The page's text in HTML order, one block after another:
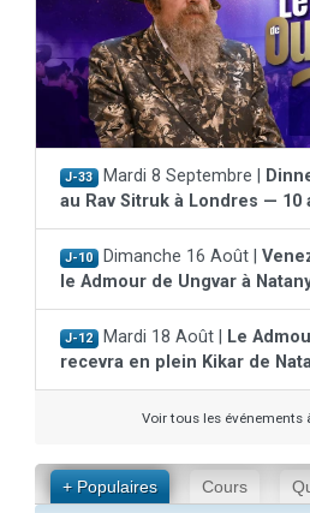
J-33 Mardi 8 Septembre |
au Rav Sitruk à Londres — 10
J-10 Dimanche 16 Août |
le Admour de Ungvar à
J-12 Mardi 18 Août |
Le
recevra en plein Kikar de
Voir tous les événements
+ Populaires Cours